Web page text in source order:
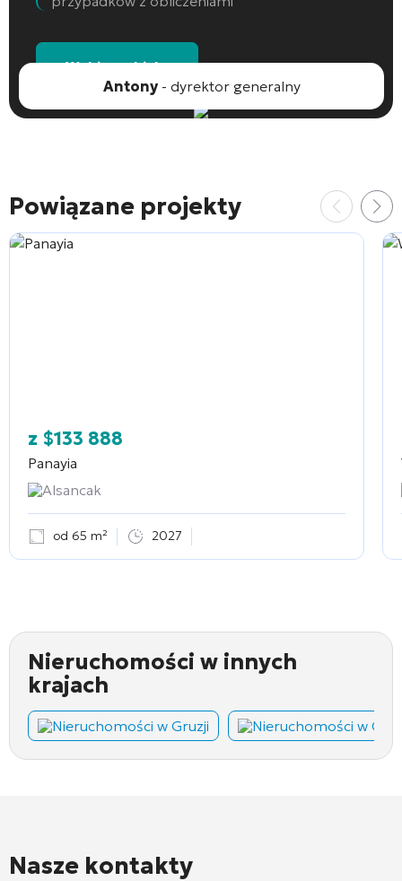
Wybierz obiekt
Antony- dyrektor generalny
Powiązane projekty
z $133 888
Panayia
Alsancak
od 65 m² 2027
Nieruchomości w innych
krajach
Nieruchomości w Gruzji Nieruchomości w
Nasze kontakty